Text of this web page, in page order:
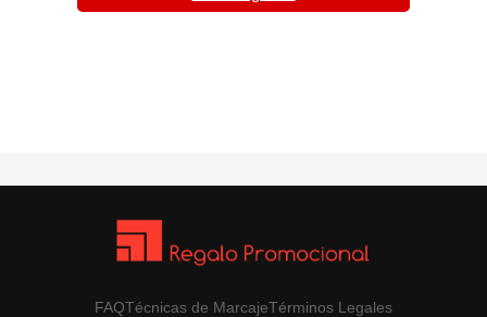
FAQTécnicas de MarcajeTérminos Legales